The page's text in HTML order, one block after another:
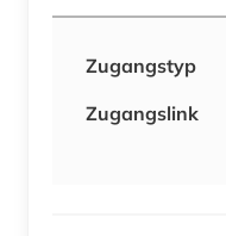
Zugangstyp
Zugangslink